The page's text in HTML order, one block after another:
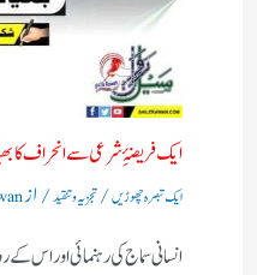
ایک فریضۂِ شرعی سے انحراف کا
ایک تبصرہ چھوڑیں/تجزیہ و تنقید/ از
انسانی سماج کی رہنمائی اور اس